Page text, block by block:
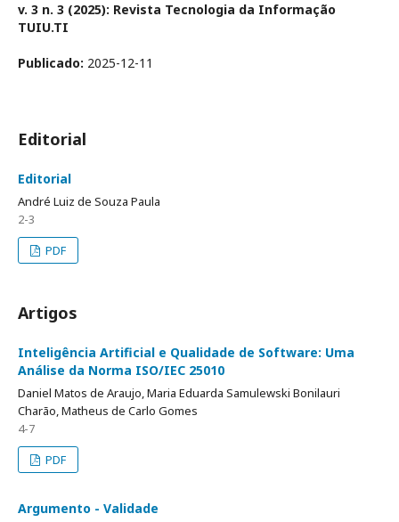
v. 3 n. 3 (2025): Revista Tecnologia da Informação
TUIU.TI
Publicado: 2025-12-11
Editorial
Editorial
André Luiz de Souza Paula
2-3
PDF
Artigos
Inteligência Artificial e Qualidade de Software: Uma
Análise da Norma ISO/IEC 25010
Daniel Matos de Araujo, Maria Eduarda Samulewski Bonilauri
Charão, Matheus de Carlo Gomes
4-7
PDF
Argumento - Validade